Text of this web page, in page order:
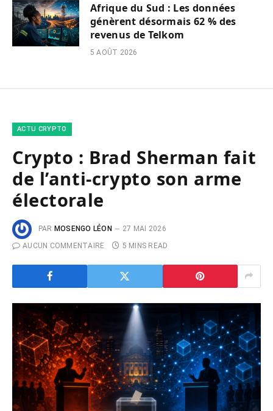
Afrique du Sud : Les données
génèrent désormais 62 % des
revenus de Telkom
5 AOÛT 2026
ACTU CRYPTO
Crypto : Brad Sherman fait
de l’anti-crypto son arme
électorale
PAR MOSENGO LÉON
27 MAI 2026
AUCUN COMMENTAIRE
5 MINS READ